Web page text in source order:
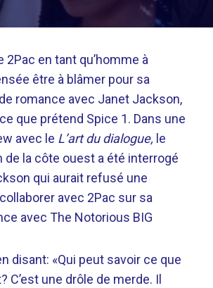
2Pac en tant qu’homme à
être à blâmer pour sa
romance avec Janet Jackson,
que prétend Spice 1. Dans une
avec le L’art du dialogue, le
de la côte ouest a été interrogé
qui aurait refusé une
avec 2Pac sur sa
avec The Notorious BIG
disant: «Qui peut savoir ce que
C’est une drôle de merde. Il